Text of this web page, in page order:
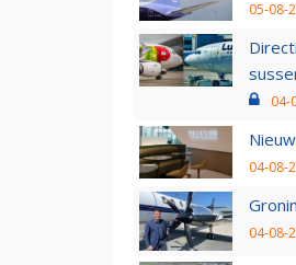
05-08-
04-
04-08-
04-08-